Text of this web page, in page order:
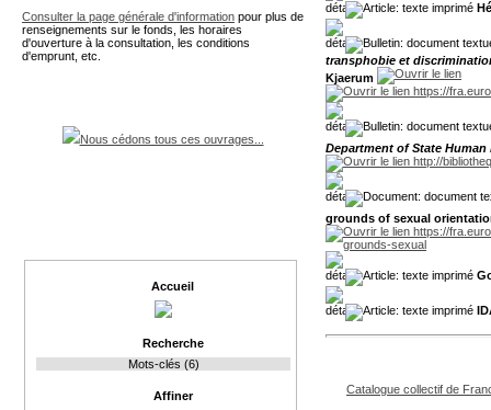
transphobie et
Kjaerum
Department of State
grounds of sexual
Catalogue collectif de
Consulter la page générale d'information pour plus de
renseignements sur le fonds, les horaires
d'ouverture à la consultation, les conditions
d'emprunt, etc.
Nous cédons tous ces ouvrages...
Accueil
Recherche
Mots-clés (6)
Affiner